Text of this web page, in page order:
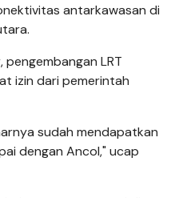
antarkawasan di
LRT
izin dari pemerintah
sudah mendapatkan
dengan Ancol," ucap